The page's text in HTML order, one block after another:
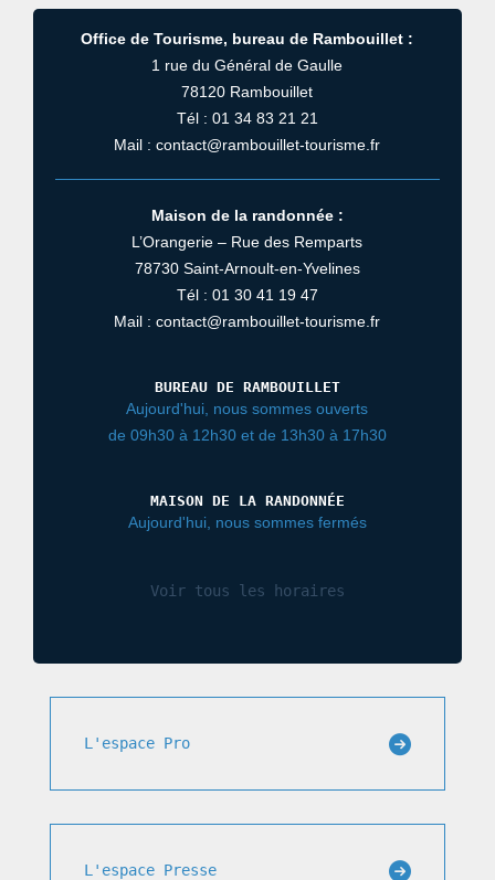
Office de Tourisme, bureau de Rambouillet :
1 rue du Général de Gaulle
78120 Rambouillet
Tél : 01 34 83 21 21
Mail : contact@rambouillet-tourisme.fr
Maison de la randonnée :
L’Orangerie – Rue des Remparts
78730 Saint-Arnoult-en-Yvelines
Tél : 01 30 41 19 47
Mail : contact@rambouillet-tourisme.fr
BUREAU DE RAMBOUILLET
Aujourd'hui, nous sommes ouverts
de 09h30 à 12h30 et de 13h30 à 17h30
MAISON DE LA RANDONNÉE
Aujourd'hui, nous sommes fermés
Voir tous les horaires
L'espace Pro
L'espace Presse